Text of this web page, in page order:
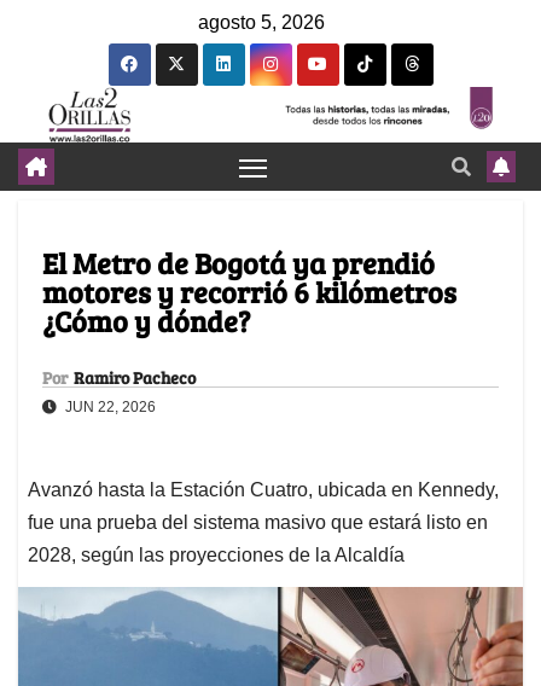
agosto 5, 2026
El Metro de Bogotá ya prendió
motores y recorrió 6 kilómetros
¿Cómo y dónde?
Por Ramiro Pacheco
JUN 22, 2026
Avanzó hasta la Estación Cuatro, ubicada en Kennedy,
fue una prueba del sistema masivo que estará listo en
2028, según las proyecciones de la Alcaldía